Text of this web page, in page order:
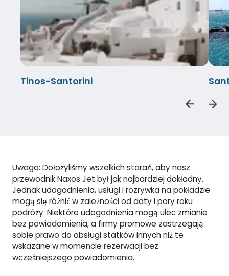
Tinos-Santorini
Uwaga: Dołożyliśmy wszelkich starań, aby nasz
przewodnik Naxos Jet był jak najbardziej dokładny.
Jednak udogodnienia, usługi i rozrywka na pokładzie
mogą się różnić w zależności od daty i pory roku
podróży. Niektóre udogodnienia mogą ulec zmianie
bez powiadomienia, a firmy promowe zastrzegają
sobie prawo do obsługi statków innych niż te
wskazane w momencie rezerwacji bez
wcześniejszego powiadomienia.